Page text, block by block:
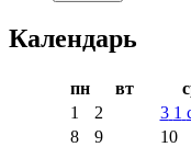
Календарь
пн вт
1
2 3 1
8
9 10